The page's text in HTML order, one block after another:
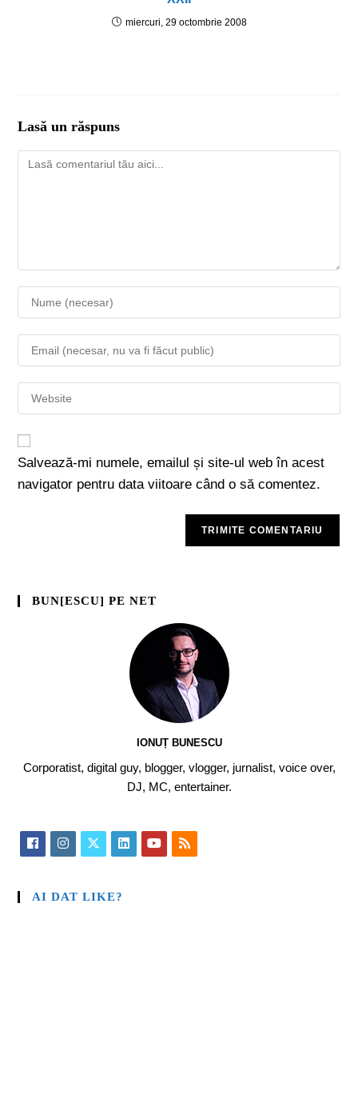
miercuri, 29 octombrie 2008
Lasă un răspuns
Salvează-mi numele, emailul și site-ul web în acest
navigator pentru data viitoare când o să comentez.
BUN[ESCU] PE NET
IONUȚ BUNESCU
Corporatist, digital guy, blogger, vlogger, jurnalist, voice over,
DJ, MC, entertainer.
AI DAT LIKE?